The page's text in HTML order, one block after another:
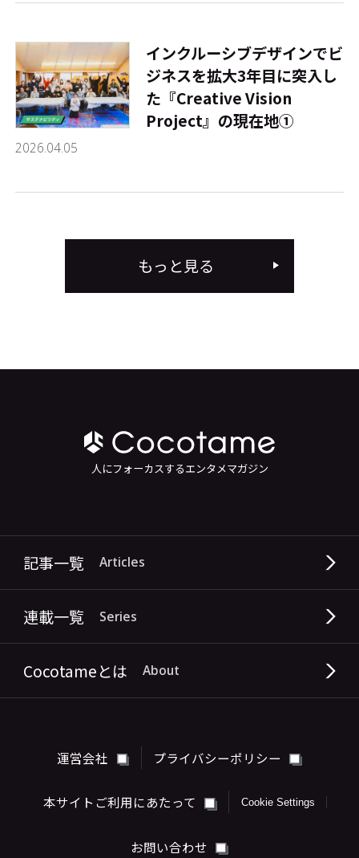
2026.04.05
インクルーシブデザインでビ
ジネスを拡大――3年目に突入し
た『Creative Vision
Project』の現在地①
もっと見る
人にフォーカスするエンタメマガジン
記事一覧 Articles
連載一覧 Series
Cocotameとは About
運営会社 プライバシーポリシー
本サイトご利用にあたって Cookie Settings
お問い合わせ